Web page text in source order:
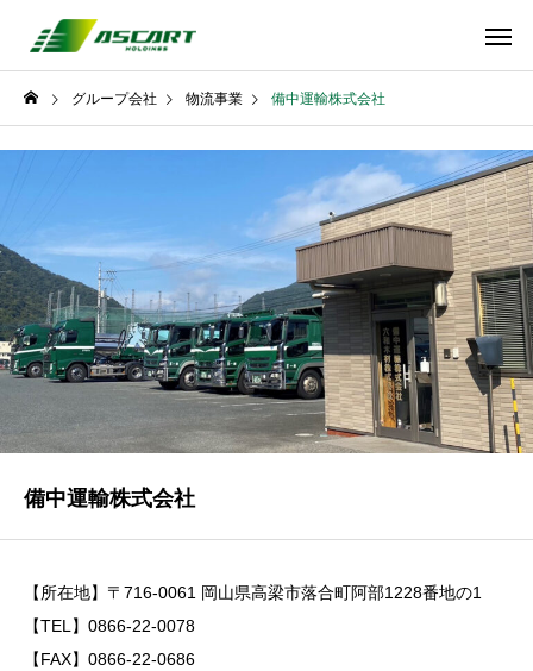
グループ会社 物流事業 備中運輸株式会社
備中運輸株式会社
【所在地】〒716-0061 岡山県高梁市落合町阿部1228番地の1
【TEL】0866-22-0078
【FAX】0866-22-0686